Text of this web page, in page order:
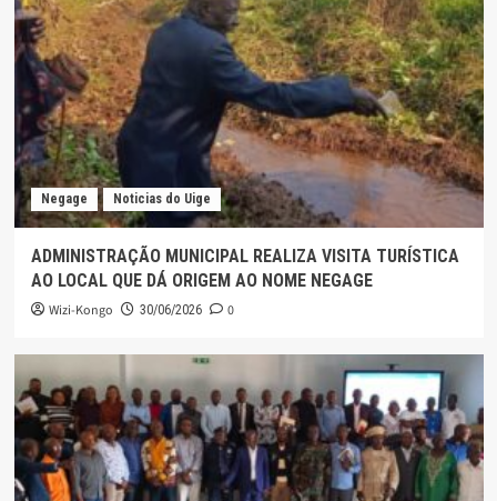
Negage Noticias do Uige
ADMINISTRAÇÃO MUNICIPAL REALIZA VISITA TURÍSTICA
AO LOCAL QUE DÁ ORIGEM AO NOME NEGAGE
Wizi-Kongo 30/06/2026 0